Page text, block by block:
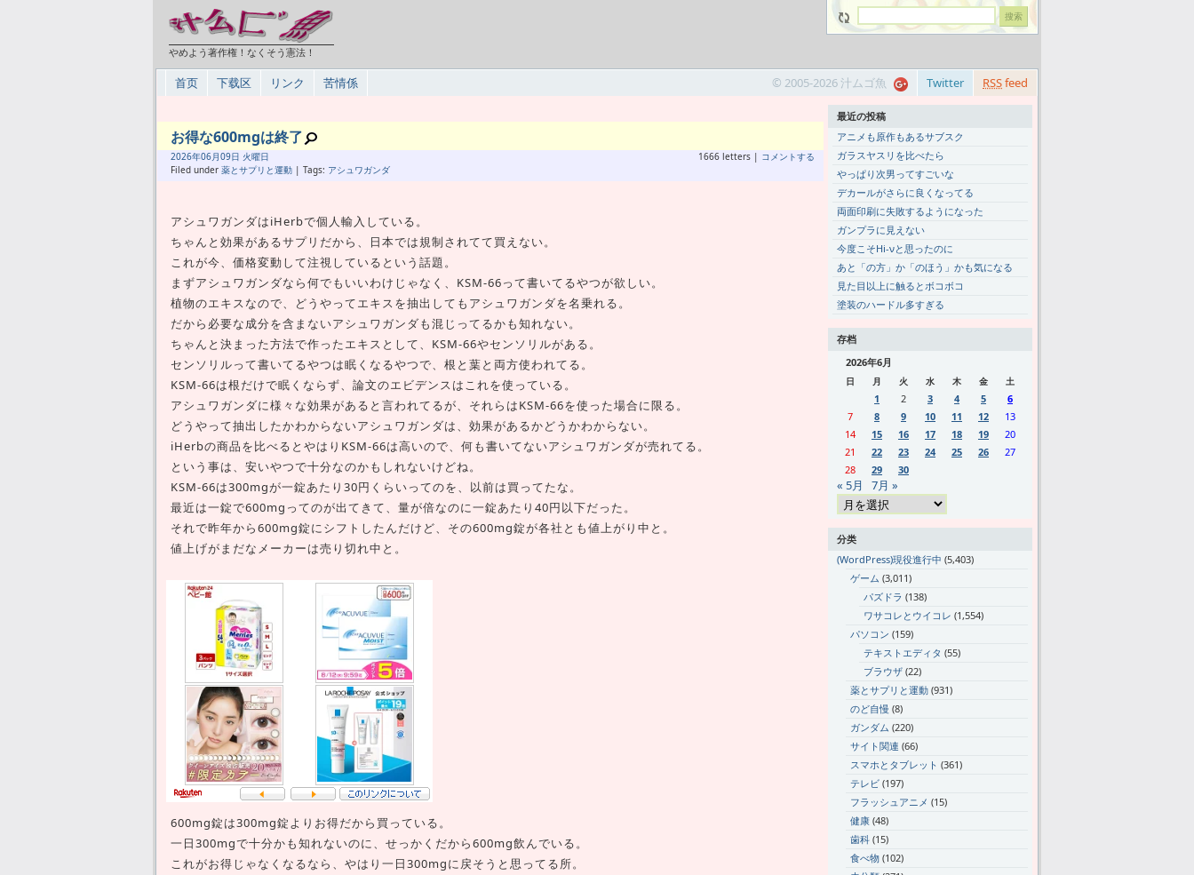
やめよう著作権！なくそう憲法！
首页 下载区 リンク 苦情係 RSSfeed
Twitter
© 2005-2026 汁ムゴ魚
お得な600mgは終了
2026年06月09日 火曜日
Filed under 薬とサプリと運動 | Tags: アシュワガンダ
1666 letters | コメントする
アシュワガンダはiHerbで個人輸入している。
ちゃんと効果があるサプリだから、日本では規制されてて買えない。
これが今、価格変動して注視しているという話題。
まずアシュワガンダなら何でもいいわけじゃなく、KSM-66って書いてるやつが欲しい。
植物のエキスなので、どうやってエキスを抽出してもアシュワガンダを名乗れる。
だから必要な成分を含まないアシュワガンダも混じってるかも知れない。
ちゃんと決まった方法で作ったエキスとして、KSM-66やセンソリルがある。
センソリルって書いてるやつは眠くなるやつで、根と葉と両方使われてる。
KSM-66は根だけで眠くならず、論文のエビデンスはこれを使っている。
アシュワガンダに様々な効果があると言われてるが、それらはKSM-66を使った場合に限る。
どうやって抽出したかわからないアシュワガンダは、効果があるかどうかわからない。
iHerbの商品を比べるとやはりKSM-66は高いので、何も書いてないアシュワガンダが売れてる。
という事は、安いやつで十分なのかもしれないけどね。
KSM-66は300mgが一錠あたり30円くらいってのを、以前は買ってたな。
最近は一錠で600mgってのが出てきて、量が倍なのに一錠あたり40円以下だった。
それで昨年から600mg錠にシフトしたんだけど、その600mg錠が各社とも値上がり中と。
値上げがまだなメーカーは売り切れ中と。
600mg錠は300mg錠よりお得だから買っている。
一日300mgで十分かも知れないのに、せっかくだから600mg飲んでいる。
これがお得じゃなくなるなら、やはり一日300mgに戻そうと思ってる所。
最近の投稿
アニメも原作もあるサブスク
ガラスヤスリを比べたら
やっぱり次男ってすごいな
デカールがさらに良くなってる
両面印刷に失敗するようになった
ガンプラに見えない
今度こそHi-νと思ったのに
あと「の方」か「のほう」かも気になる
見た目以上に触るとボコボコ
塗装のハードル多すぎる
存档
2026年6月
日 月 火 水 木 金 土
1 2 3 4 5
6
7
8 9 10 11 12
13
14
15 16 17 18 19
20
21
22 23 24 25 26
27
28
29 30
« 5月 7月 »
分类
(WordPress)現役進行中 (5,403)
ゲーム (3,011)
パズドラ (138)
ワサコレとウイコレ (1,554)
パソコン (159)
テキストエディタ (55)
ブラウザ (22)
薬とサプリと運動 (931)
のど自慢 (8)
ガンダム (220)
サイト関連 (66)
スマホとタブレット (361)
テレビ (197)
フラッシュアニメ (15)
健康 (48)
歯科 (15)
食べ物 (102)